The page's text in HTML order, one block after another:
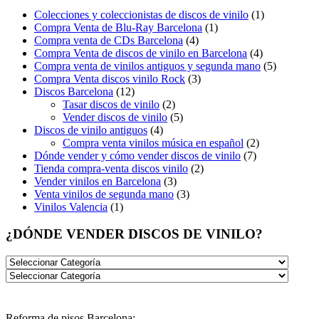
Colecciones y coleccionistas de discos de vinilo (1)
Compra Venta de Blu-Ray Barcelona (1)
Compra venta de CDs Barcelona (4)
Compra Venta de discos de vinilo en Barcelona (4)
Compra venta de vinilos antiguos y segunda mano (5)
Compra Venta discos vinilo Rock (3)
Discos Barcelona (12)
Tasar discos de vinilo (2)
Vender discos de vinilo (5)
Discos de vinilo antiguos (4)
Compra venta vinilos música en español (2)
Dónde vender y cómo vender discos de vinilo (7)
Tienda compra-venta discos vinilo (2)
Vender vinilos en Barcelona (3)
Venta vinilos de segunda mano (3)
Vinilos Valencia (1)
¿DÓNDE VENDER DISCOS DE VINILO?